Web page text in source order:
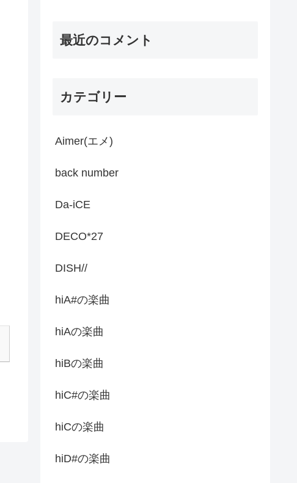
最近のコメント
カテゴリー
Aimer(エメ)
back number
Da-iCE
DECO*27
DISH//
hiA#の楽曲
hiAの楽曲
hiBの楽曲
hiC#の楽曲
hiCの楽曲
hiD#の楽曲